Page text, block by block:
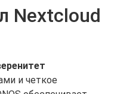
Nextcloud
и четкое